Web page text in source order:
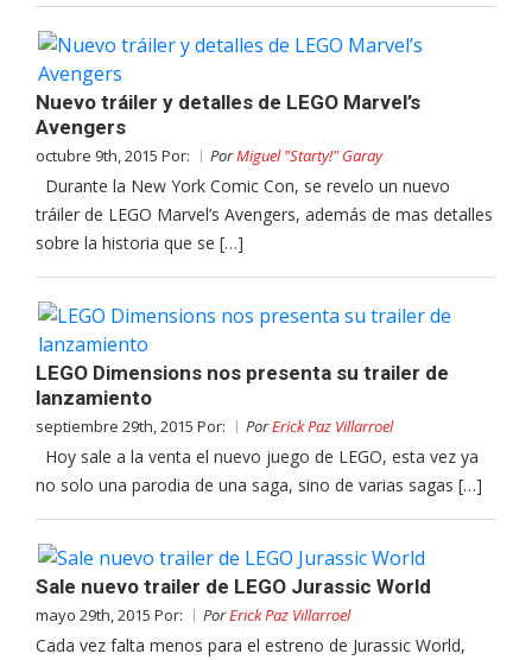
Nuevo tráiler y detalles de LEGO Marvel’s
Avengers
octubre 9th, 2015 Por: PorMiguel "Starty!" Garay
Durante la New York Comic Con, se revelo un nuevo
tráiler de LEGO Marvel’s Avengers, además de mas detalles
sobre la historia que se […]
LEGO Dimensions nos presenta su trailer de
lanzamiento
septiembre 29th, 2015 Por: PorErick Paz Villarroel
Hoy sale a la venta el nuevo juego de LEGO, esta vez ya
no solo una parodia de una saga, sino de varias sagas […]
Sale nuevo trailer de LEGO Jurassic World
mayo 29th, 2015 Por: PorErick Paz Villarroel
Cada vez falta menos para el estreno de Jurassic World,